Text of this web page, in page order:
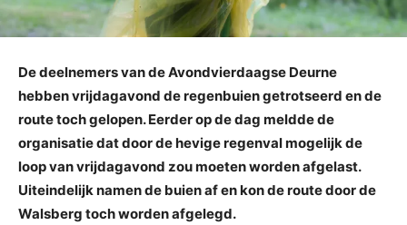
De deelnemers van de Avondvierdaagse Deurne
hebben vrijdagavond de regenbuien getrotseerd en de
route toch gelopen. Eerder op de dag meldde de
organisatie dat door de hevige regenval mogelijk de
loop van vrijdagavond zou moeten worden afgelast.
Uiteindelijk namen de buien af en kon de route door de
Walsberg toch worden afgelegd.